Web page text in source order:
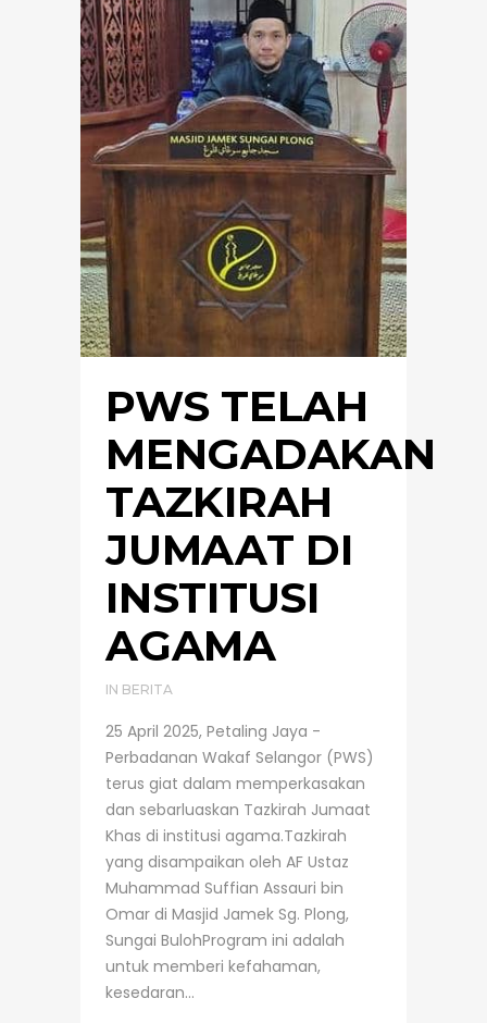
PWS TELAH
MENGADAKAN
TAZKIRAH
JUMAAT DI
INSTITUSI
AGAMA
IN BERITA
25 April 2025, Petaling Jaya -
Perbadanan Wakaf Selangor (PWS)
terus giat dalam memperkasakan
dan sebarluaskan Tazkirah Jumaat
Khas di institusi agama.Tazkirah
yang disampaikan oleh AF Ustaz
Muhammad Suffian Assauri bin
Omar di Masjid Jamek Sg. Plong,
Sungai BulohProgram ini adalah
untuk memberi kefahaman,
kesedaran...